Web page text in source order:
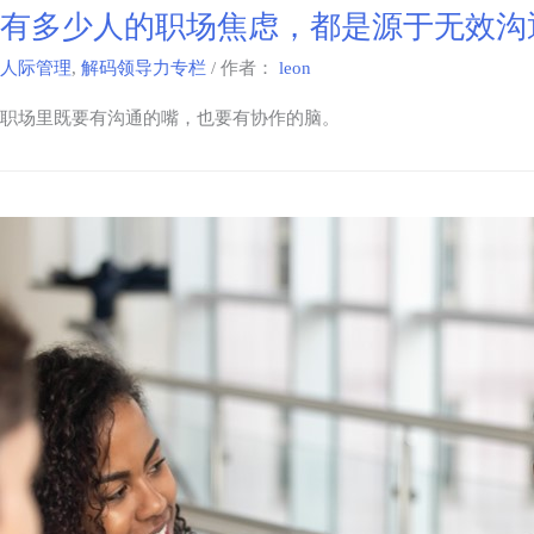
有多少人的职场焦虑，都是源于无效沟
人际管理, 解码领导力专栏 / 作者： leon
职场里既要有沟通的嘴，也要有协作的脑。